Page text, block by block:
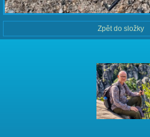
Zpět do složky